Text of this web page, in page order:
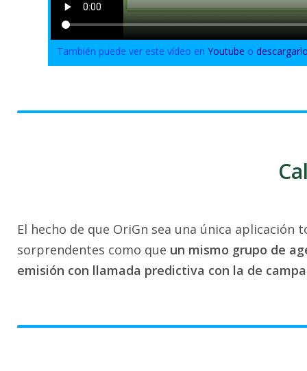
También puede ver este vídeo enYoutube o
El hecho de que OriGn sea una única
sorprendentes como que un mismo grupo de
emisión con llamada predictiva con la de